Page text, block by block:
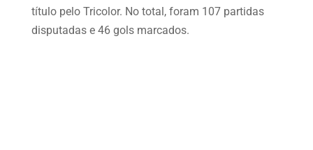
título pelo Tricolor. No total, foram 107 partidas
disputadas e 46 gols marcados.